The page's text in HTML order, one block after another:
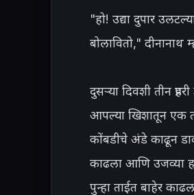
"हो! उद्या दुपार
बोलावितो," दीनानाथ
दुसऱ्या दिवशी तीन
आपल्या खिशातून एक
कोंबडीचे अंडे काढून
काढला आणि उजव्या
पुन्हा ताईत बाहेर